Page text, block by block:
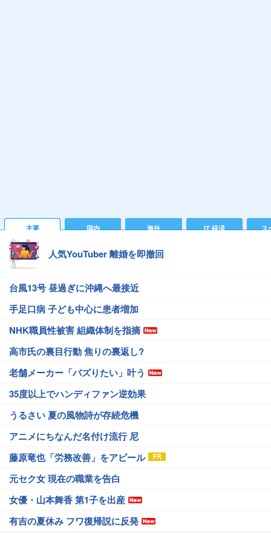
主要 国内 海外 IT 経済 ス
人気YouTuber 離婚を即撤回
台風13号 昼過ぎに沖縄へ最接近
手足口病 子ども中心に患者増加
NHK職員性被害 組織体制を指摘
高市氏の裏目行動 焦りの裏返し?
老舗メーカー「バズりたい」叶う
35度以上でハンディファン逆効果
うるさい 夏の風物詩が存続危機
アニメにちなんだ名付け流行 尼
藤原竜也「労務改善」をアピール
元セク女 現在の職業を告白
女優・山本舞香 第1子を出産
有吉の夏休み フワ復帰説に反発